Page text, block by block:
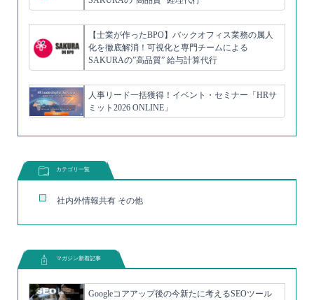
【士業が作ったBPO】バックオフィス業務の属人
化を徹底解消！可視化と専門チームによる
SAKURAの”高品質” 給与計算代行
人事リード一括獲得！イベント・セミナー「HRサ
ミット2026 ONLINE」
カテゴリ一覧
社内外情報共有 その他
マガジン新着記事
Googleコアアップ後の今新たに考えるSEOツール